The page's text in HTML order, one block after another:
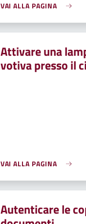
VAI ALLA PAGINA
Attivare una
votiva presso il
VAI ALLA PAGINA
Autenticare le